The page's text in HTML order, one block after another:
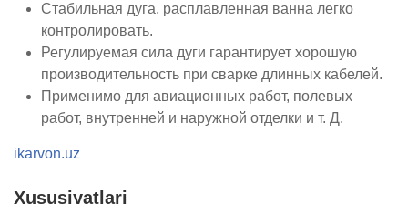
Стабильная дуга, расплавленная ванна легко
контролировать.
Регулируемая сила дуги гарантирует хорошую
производительность при сварке длинных кабелей.
Применимо для авиационных работ, полевых
работ, внутренней и наружной отделки и т. Д.
ikarvon.uz
Xususiyatlari